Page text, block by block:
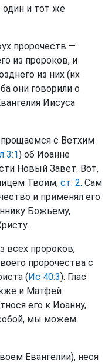
один и тот же
пророчеств —
из пророков, и
из них (их
они говорили о
Иисуса
с Ветхим
3:1) об Иоанне
Новый Завет. Вот,
Твоим, ст. 2. Сам
и применял его
Божьему,
всех пророков,
пророчества с
(Ис 40:3): Глас
и Матфей
его к Иоанну,
мы можем
Евангелии), неся